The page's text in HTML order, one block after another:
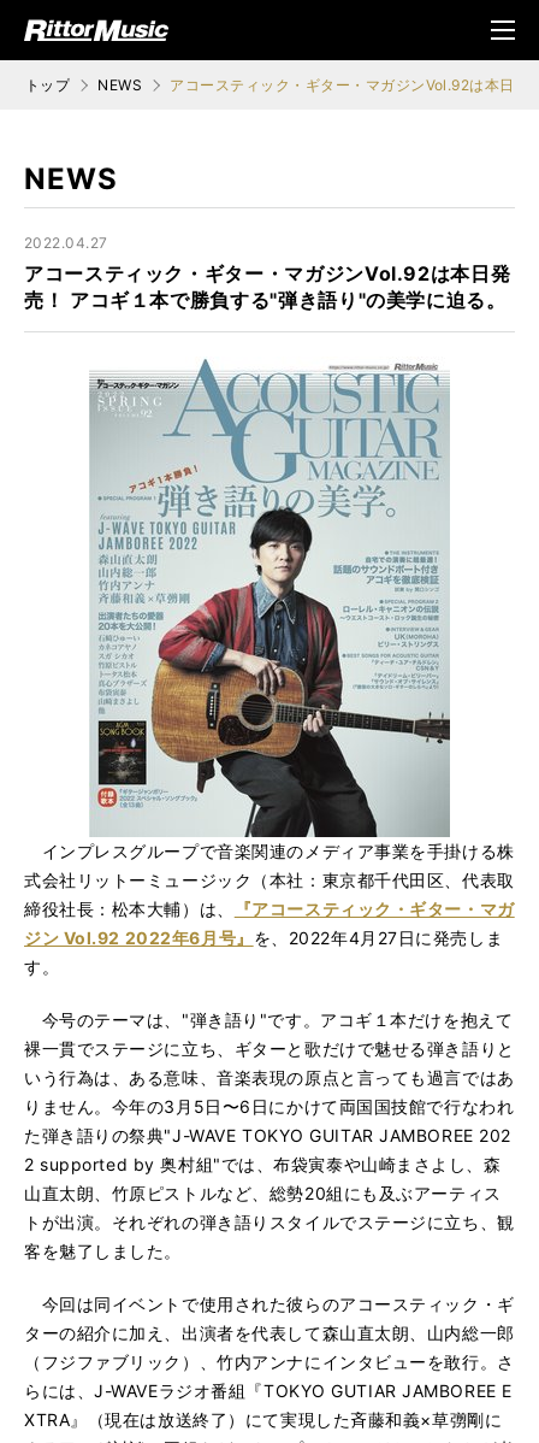
ジック (Rittor Musi
メニ
ュ
トップ NEWS アコースティック・ギター・マガジンVol.92は本日
NEWS
2022.04.27
アコースティック・ギター・マガジンVol.92は本日発
売！ アコギ１本で勝負する"弾き語り"の美学に迫る。
インプレスグループで音楽関連のメディア事業を手掛ける株
式会社リットーミュージック（本社：東京都千代田区、代表取
締役社長：松本大輔）は、
『アコースティック・ギター・マガ
ジン Vol.92 2022年6月号』 を、2022年4月27日に発売しま
す。
今号のテーマは、"弾き語り"です。アコギ１本だけを抱えて
裸一貫でステージに立ち、ギターと歌だけで魅せる弾き語りと
いう行為は、ある意味、音楽表現の原点と言っても過言ではあ
りません。今年の3月5日〜6日にかけて両国国技館で行なわれ
た弾き語りの祭典"J-WAVE TOKYO GUITAR JAMBOREE 202
2 supported by 奥村組"では、布袋寅泰や山崎まさよし、森
山直太朗、竹原ピストルなど、総勢20組にも及ぶアーティス
トが出演。それぞれの弾き語りスタイルでステージに立ち、観
客を魅了しました。
今回は同イベントで使用された彼らのアコースティック・ギ
ターの紹介に加え、出演者を代表して森山直太朗、山内総一郎
（フジファブリック）、竹内アンナにインタビューを敢行。さ
らには、J-WAVEラジオ番組『TOKYO GUTIAR JAMBOREE E
XTRA』（現在は放送終了）にて実現した斉藤和義×草彅剛に